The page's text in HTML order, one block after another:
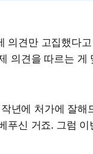
의견만 고집했다
의견을 따르는 게
년에 처가에 잘해
푸신 거죠. 그럼